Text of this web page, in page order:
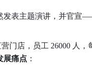
发表主题演讲，并官宣
门店，员工 26000 人，
展痛点 ：